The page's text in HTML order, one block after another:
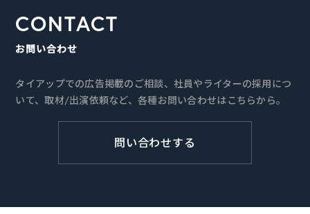
CONTACT
お問い合わせ
タイアップでの広告掲載のご相談、社員やライターの採用につ
いて、取材/出演依頼など、各種お問い合わせはこちらから。
問い合わせする